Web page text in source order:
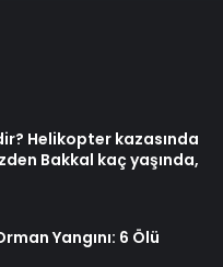
Helikopter kazasında
Bakkal kaç yaşında,
Yangını: 6 Ölü